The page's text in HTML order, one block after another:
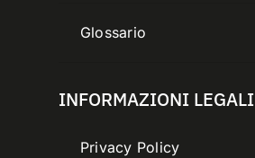
Glossario
INFORMAZIONI LEGALI
Privacy Policy